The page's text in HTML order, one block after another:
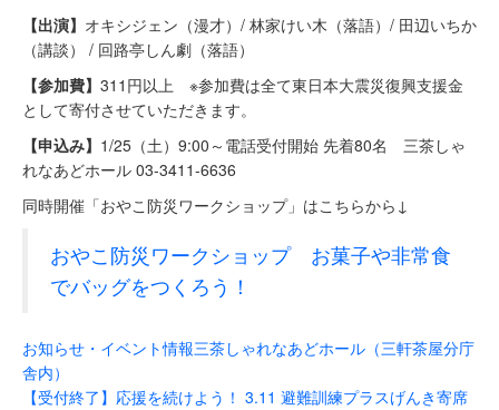
【出演】 オキシジェン（漫才）/ 林家けい木（落語）/ 田辺いちか
（講談） / 回路亭しん劇（落語）
【参加費】 311円以上 ※参加費は全て東日本大震災復興支援金
として寄付させていただきます。
【申込み】 1/25（土）9:00～電話受付開始 先着80名 三茶しゃ
れなあどホール 03-3411-6636
同時開催「おやこ防災ワークショップ」はこちらから↓
おやこ防災ワークショップ お菓子や非常食
でバッグをつくろう！
お知らせ・イベント情報三茶しゃれなあどホール（三軒茶屋分庁
舎内）
【受付終了】応援を続けよう！ 3.11 避難訓練プラスげんき寄席